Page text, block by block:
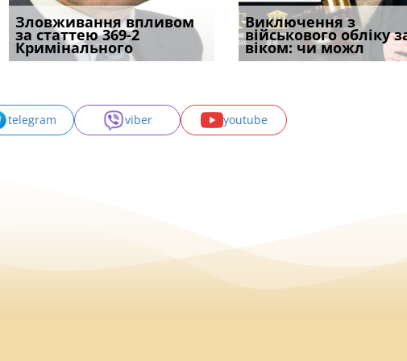
Якщо суд встановив для
відшкодування шкоди
наявніс
Документи, на яких не
проставляється
апостиль: пер
Зловживання впливом
за статтею 369-2
Кримінального
Переоформлення
відстрочки за іншою
підставою: нов
Особливості захисту у
кримінальному
провадженні: я
Виключення з
військового обліку
віком: чи можл
Восьмий ААС
підтвердив, що
може скас
telegram viber youtube